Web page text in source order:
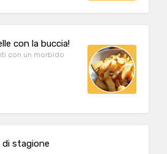
con la buccia!
con un morbido
stagione